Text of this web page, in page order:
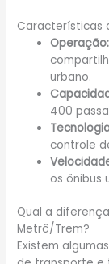
Características
Operação:
urbano.
400
controle
os ônibus
Qual a diferença
Metrô/Trem?
Existem